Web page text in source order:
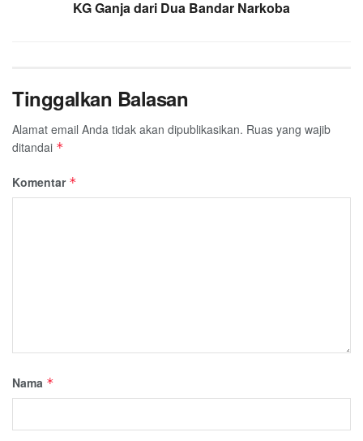
KG Ganja dari Dua Bandar Narkoba
Tinggalkan Balasan
Alamat email Anda tidak akan dipublikasikan. Ruas yang wajib
ditandai *
Komentar *
Nama *